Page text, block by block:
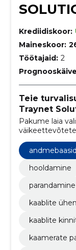
Krediidiskoor:
Maineskoor:
Töötajaid: 2
Teie
Traynet
Pakume laia
projekteerimist.
hooldamine
parandamine
kaablite
kaablite
kaamerate